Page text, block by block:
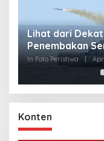
Lihat dari
Penembakan
In Foto Peristiwa |
Konten